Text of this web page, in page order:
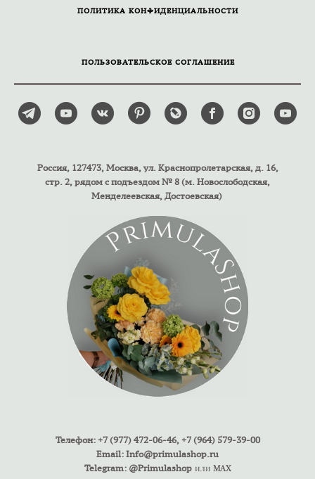
ПОЛИТИКА КОНФИДЕНЦИАЛЬНОСТИ
ПОЛЬЗОВАТЕЛЬСКОЕ СОГЛАШЕНИЕ
Россия, 127473, Москва, ул. Краснопролетарская, д. 16,
стр. 2, рядом с подъездом № 8 (м. Новослободская,
Менделеевская, Достоевская)
Телефон: +7 (977) 472-06-46, +7 (964) 579-39-00
Email: Info@primulashop.ru
Telegram: @Primulashop или MAX